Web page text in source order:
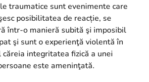
traumatice sunt evenimente care
posibilitatea de reacție, se
într-o manieră subită şi imposibil
şi sunt o experienţă violentă în
căreia integritatea fizică a unei
este ameninţată.